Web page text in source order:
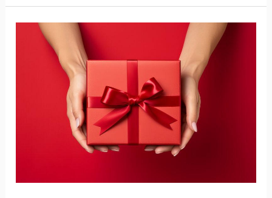
Verschiedene
Geschenke
verschiedenen
Hochzeit,